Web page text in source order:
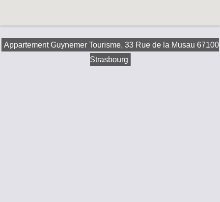
Appartement Guynemer Tourisme, 33 Rue de la Musau 67100
Strasbourg